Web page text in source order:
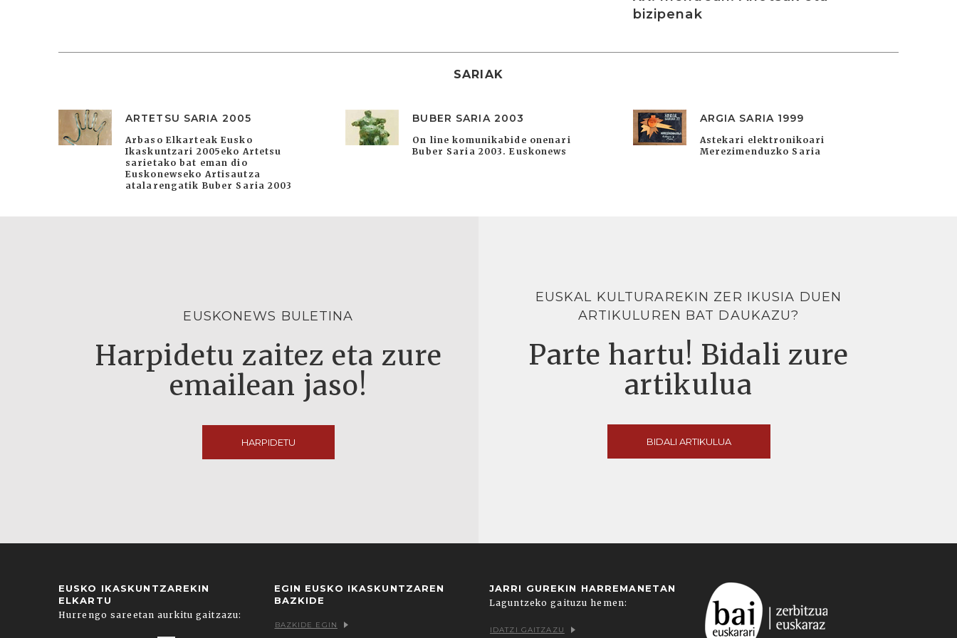
bizipenak
SARIAK
ARTETSU SARIA 2005
Arbaso Elkarteak Eusko
Ikaskuntzari 2005eko Artetsu
sarietako bat eman dio
Euskonewseko Artisautza
atalarengatik Buber Saria 2003
BUBER SARIA 2003
On line komunikabide onenari
Buber Saria 2003. Euskonews
ARGIA SARIA 1999
Astekari elektronikoari
Merezimenduzko Saria
EUSKONEWS BULETINA
Harpidetu zaitez eta zure
emailean jaso!
HARPIDETU
EUSKAL KULTURAREKIN ZER IKUSIA DUEN
ARTIKULUREN BAT DAUKAZU?
Parte hartu! Bidali zure
artikulua
BIDALI ARTIKULUA
EUSKO IKASKUNTZAREKIN
ELKARTU
Hurrengo sareetan aurkitu gaitzazu:
EGIN EUSKO IKASKUNTZAREN
BAZKIDE
BAZKIDE EGIN
JARRI GUREKIN HARREMANETAN
Laguntzeko gaituzu hemen:
IDATZI GAITZAZU